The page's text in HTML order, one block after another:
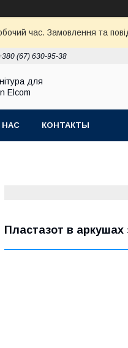
час. Замовлення та
(67) 630-95-38
для
Elcom
НАС КОНТАКТЫ
Пластазот в аркушах